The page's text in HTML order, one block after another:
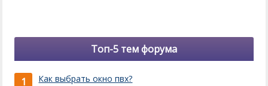
Топ-5 тем форума
1 Как выбрать окно пвх?